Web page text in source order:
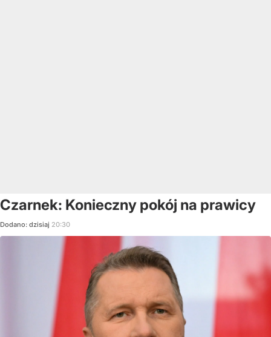
Czarnek: Konieczny pokój na prawicy
Dodano: dzisiaj 20:30